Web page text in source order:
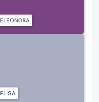
ELEONORA
ELISA